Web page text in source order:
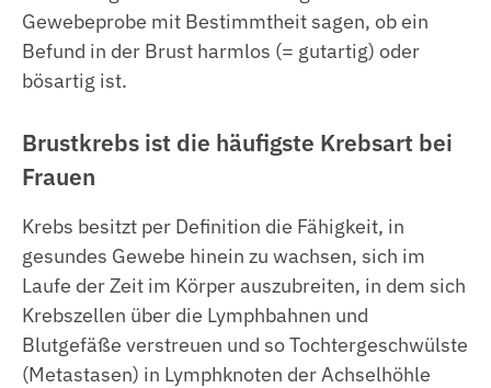
Gewebeprobe mit Bestimmtheit sagen, ob ein
Befund in der Brust harmlos (= gutartig) oder
bösartig ist.
Brustkrebs ist die häufigste Krebsart bei
Frauen
Krebs besitzt per Definition die Fähigkeit, in
gesundes Gewebe hinein zu wachsen, sich im
Laufe der Zeit im Körper auszubreiten, in dem sich
Krebszellen über die Lymphbahnen und
Blutgefäße verstreuen und so Tochtergeschwülste
(Metastasen) in Lymphknoten der Achselhöhle